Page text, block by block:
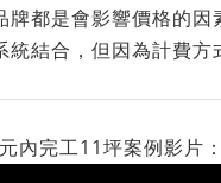
都是會影響價格的因
結合，但因為計費方
內完工11坪案例影片：